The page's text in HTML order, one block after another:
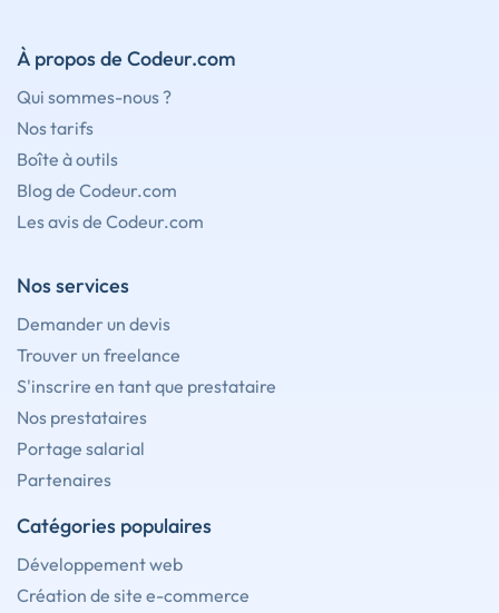
À propos de Codeur.com
Qui sommes-nous ?
Nos tarifs
Boîte à outils
Blog de Codeur.com
Les avis de Codeur.com
Nos services
Demander un devis
Trouver un freelance
S'inscrire en tant que prestataire
Nos prestataires
Portage salarial
Partenaires
Catégories populaires
Développement web
Création de site e-commerce